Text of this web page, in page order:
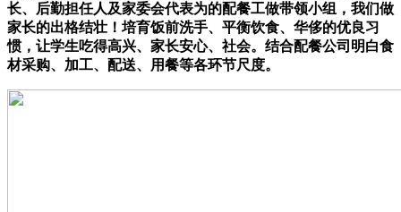
长、后勤担任人及家委会代表为的配餐工做带领小组，我们做
家长的出格结壮！培育饭前洗手、平衡饮食、华侈的优良习
惯，让学生吃得高兴、家长安心、社会。结合配餐公司明白食
材采购、加工、配送、用餐等各环节尺度。